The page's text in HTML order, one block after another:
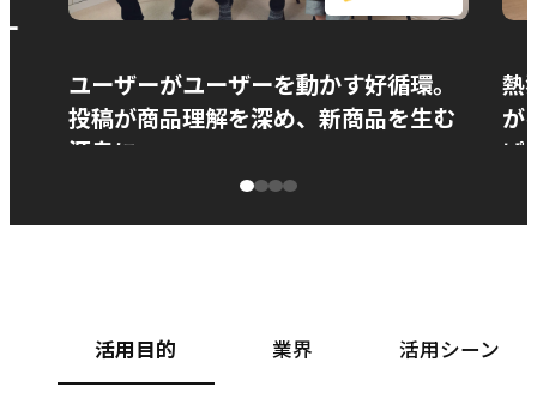
ユーザーがユーザーを動かす好循環。
投稿が商品理解を深め、新商品を生む
源泉に
熱
が
ぱ
活用目的 業界 活用シーン